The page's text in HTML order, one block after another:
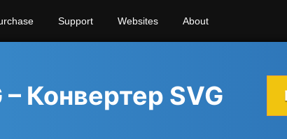
Support Websites About
Конвертер SVG